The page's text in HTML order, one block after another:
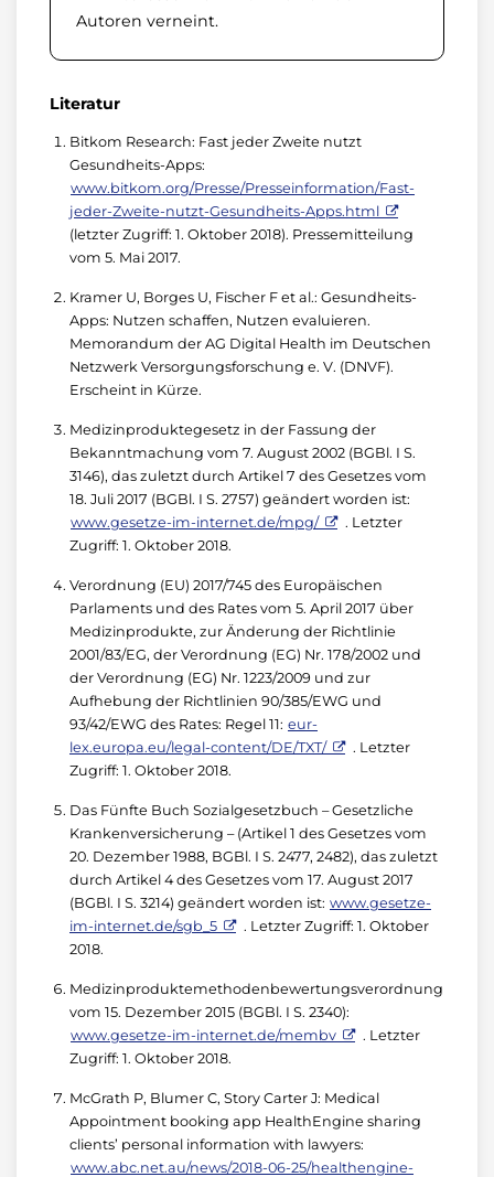
Autoren verneint.
Literatur
Bitkom Research: Fast jeder Zweite nutzt
Gesundheits-Apps:
www.bitkom.org/Presse/Presseinformation/Fast-
jeder-Zweite-nutzt-Gesundheits-Apps.html
(letzter Zugriff: 1. Oktober 2018). Pressemitteilung
vom 5. Mai 2017.
Kramer U, Borges U, Fischer F et al.: Gesundheits-
Apps: Nutzen schaffen, Nutzen evaluieren.
Memorandum der AG Digital Health im Deutschen
Netzwerk Versorgungsforschung e. V. (DNVF).
Erscheint in Kürze.
Medizinproduktegesetz in der Fassung der
Bekanntmachung vom 7. August 2002 (BGBl. I S.
3146), das zuletzt durch Artikel 7 des Gesetzes vom
18. Juli 2017 (BGBl. I S. 2757) geändert worden ist:
www.gesetze-im-internet.de/mpg/
. Letzter
Zugriff: 1. Oktober 2018.
Verordnung (EU) 2017/745 des Europäischen
Parlaments und des Rates vom 5. April 2017 über
Medizinprodukte, zur Änderung der Richtlinie
2001/83/EG, der Verordnung (EG) Nr. 178/2002 und
der Verordnung (EG) Nr. 1223/2009 und zur
Aufhebung der Richtlinien 90/385/EWG und
93/42/EWG des Rates: Regel 11: eur-
lex.europa.eu/legal-content/DE/TXT/
. Letzter
Zugriff: 1. Oktober 2018.
Das Fünfte Buch Sozialgesetzbuch – Gesetzliche
Krankenversicherung – (Artikel 1 des Gesetzes vom
20. Dezember 1988, BGBl. I S. 2477, 2482), das zuletzt
durch Artikel 4 des Gesetzes vom 17. August 2017
(BGBl. I S. 3214) geändert worden ist: www.gesetze-
im-internet.de/sgb_5
. Letzter Zugriff: 1. Oktober
2018.
Medizinproduktemethodenbewertungsverordnung
vom 15. Dezember 2015 (BGBl. I S. 2340):
www.gesetze-im-internet.de/membv
. Letzter
Zugriff: 1. Oktober 2018.
McGrath P, Blumer C, Story Carter J: Medical
Appointment booking app HealthEngine sharing
clients’ personal information with lawyers:
www.abc.net.au/news/2018-06-25/healthengine-